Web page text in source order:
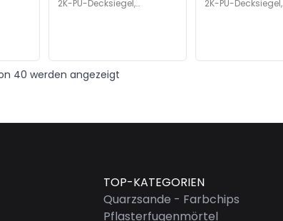
2K-PU-Decksiegel,
2K-PU-Decksiegel,
40 werden angezeigt
TOP-KATEGORIEN
Quarzsande - Farbchips
Pflasterfugenmörtel